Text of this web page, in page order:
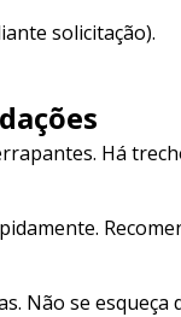
solicitação).
Há
Não se